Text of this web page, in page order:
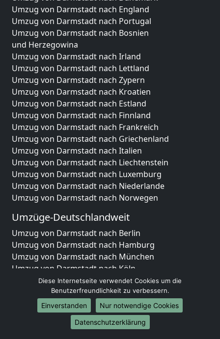
Umzug von Darmstadt nach England
Umzug von Darmstadt nach Portugal
Umzug von Darmstadt nach Bosnien
und Herzegowina
Umzug von Darmstadt nach Irland
Umzug von Darmstadt nach Lettland
Umzug von Darmstadt nach Zypern
Umzug von Darmstadt nach Kroatien
Umzug von Darmstadt nach Estland
Umzug von Darmstadt nach Finnland
Umzug von Darmstadt nach Frankreich
Umzug von Darmstadt nach Griechenland
Umzug von Darmstadt nach Italien
Umzug von Darmstadt nach Liechtenstein
Umzug von Darmstadt nach Luxemburg
Umzug von Darmstadt nach Niederlande
Umzug von Darmstadt nach Norwegen
Umzüge-Deutschlandweit
Umzug von Darmstadt nach Berlin
Umzug von Darmstadt nach Hamburg
Umzug von Darmstadt nach München
Umzug von Darmstadt nach Köln
Umzug von Darmstadt nach Frankfurt am Main
Umzug von Darmstadt nach Stuttgart
Umzug von Darmstadt nach Düsseldorf
Umzug von Darmstadt nach Leipzig
Umzug von Darmstadt nach Dortmund
Diese Internetseite verwendet Cookies um die
Benutzerfreundlichkeit zu verbessern.
Einverstanden
Nur notwendige Cookies
Datenschutzerklärung